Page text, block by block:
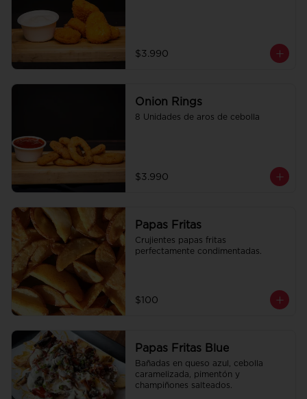
$3.990
Onion Rings
8 Unidades de aros de cebolla
$3.990
Papas Fritas
Crujientes papas fritas
perfectamente condimentadas.
$100
Papas Fritas Blue
Bañadas en queso azul, cebolla
caramelizada, pimentón y
champiñones salteados.